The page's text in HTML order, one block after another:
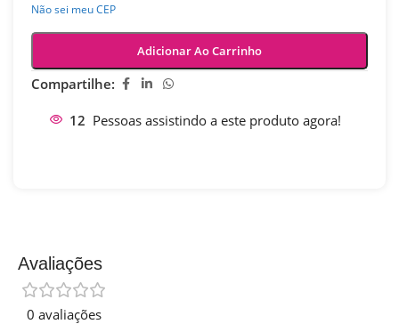
Não sei meu CEP
Adicionar Ao Carrinho
Compartilhe:
12 Pessoas assistindo a este produto agora!
Avaliações
0 avaliações